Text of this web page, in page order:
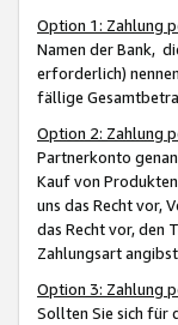
Option 1: Zahlung
Namen der Bank,
erforderlich)
fällige
Option 2: Zahlung
Partnerkonto
Kauf von
uns das Recht vor,
das Recht vor, den
Zahlungsart
Option 3: Zahlung
Sollten Sie sich für